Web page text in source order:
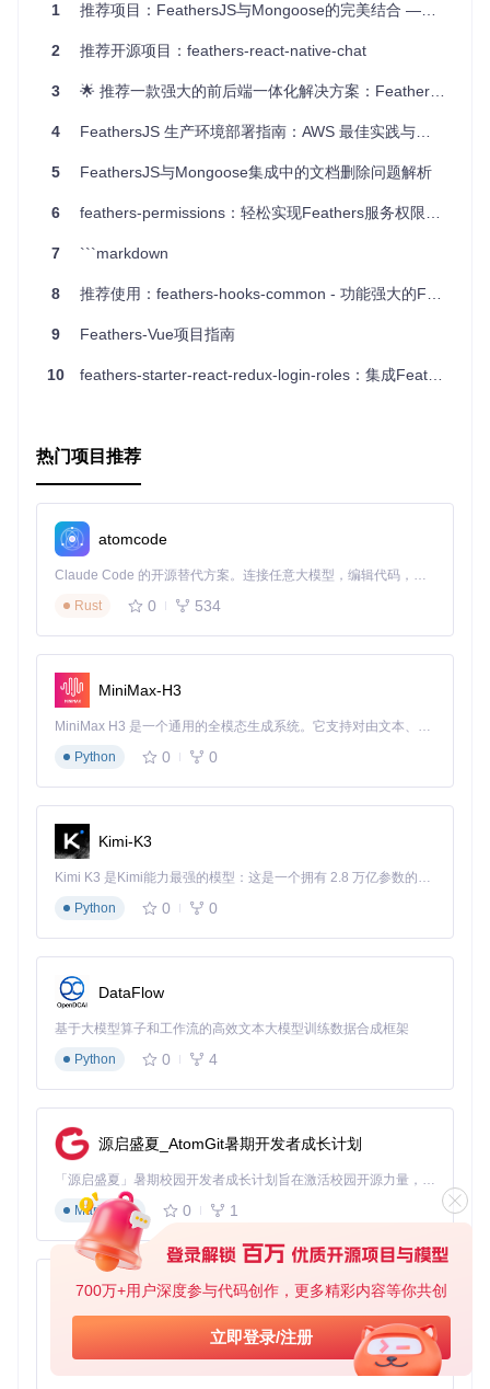
700万+用户深度参与代码创作，更多精彩内容等你共创
立即登录/注册
通过覆盖 app.use方法，将本地 Feathers 服务发布给
远程应用。
当应用发现新的远程服务时，创建本地请求者（request
er）和订阅者，以便与远程服务进行交互。
服务注销
通过覆盖app.unuse
方法，将本地移除的服务从远程
性能与可靠性
大架构调整，从每个服务一个请求者/发布者和响应者/订阅
简化了底层网络结构，提高了性能和可靠性。
项目及技术应用场景
API 网关: 作为 API 网关，集中管理多个微服务的请求和响
技术应用
零配置部署
和配置服务。
去中心化管理 : 没有单一的管理节点，避免了单点故障，提
项目特点
主要特点
容错 : 当服务宕机时，不会丢失任何请求。
可扩展
高性能: 每秒处理数千条消息，满足高并发需求。
额外功能
要的资源消耗。
突。
钩子和中间件
灵活的控制。
具，它结合了 Feathers.js 和 cote 的优势，为开发者提供了一
个高效、可靠的微服务架构解决方案。无论你是构建大型分布
式系统，还是需要实时数据同步的应用，feathers-distrib
都能帮助你轻松应对挑战，提升开发效率。
立即尝试feathers-distributed
吧！
更多详情，请访问GitHub 项目页面。
1 推荐项目：FeathersJS与Mongoose的完美结合 —— feathers-mongoose
2 推荐开源项目：feathers-react-native-chat
3 🌟 推荐一款强大的前后端一体化解决方案：Feathers-Redux
4 FeathersJS 生产环境部署指南：AWS 最佳实践与文件处理方案
5 FeathersJS与Mongoose集成中的文档删除问题解析
6 feathers-permissions：轻松实现Feathers服务权限管理
7 ```markdown
8 推荐使用：feathers-hooks-common - 功能强大的Feathers服务钩子库
9 Feathers-Vue项目指南
10 feathers-starter-react-redux-login-roles：集成Feathers与Redux的生产级应用模板
热门项目推荐
atomcode
Claude Code 的开源替代方案。连接任意大模型，编辑代码，运行命令，自动验证 — 全自动执行。用 Rust 构建，极致性能。 ｜ An open-source alternative to Claude Code. Connect any LLM, edit code, run commands, and verify changes — autonomously. Built in Rust for speed. Get Started
Rust
0 534
MiniMax-H3
MiniMax H3 是一个通用的全模态生成系统。它支持对由文本、图像、视频和音频组成的多模态上下文进行统一理解，并能生成分辨率高达 2K、时长可达 15 秒的带原生立体声音频的视频。得益于面向任务泛化的系统设计，H3 在预训练阶段就已具备广泛的多模态上下文理解与生成能力，能够出色地执行复杂的多模态指令。
Python
0 0
Kimi-K3
Kimi K3 是Kimi能力最强的模型：这是一个拥有 2.8 万亿参数的混合专家（MoE）模型，具备原生视觉理解能力，并支持 100 万 token 的上下文窗口。
Python
0 0
DataFlow
基于大模型算子和工作流的高效文本大模型训练数据合成框架
Python
0 4
源启盛夏_AtomGit暑期开发者成长计划
「源启盛夏」暑期校园开发者成长计划旨在激活校园开源力量，通过积分激励、认证扶持、资源倾斜等形式，引导高校组织和开发者完成「入驻 — 建项目 — 做贡献 — 获认证 — 得资源」的完整闭环。无论你是想带领社团入驻平台的组织者，还是希望用代码贡献证明自己的开发者，都能在这里找到属于你的成长路径。
Markdown
0 1
py-xiaozhi
基于Python的Xiaozhi AI，适用于想要完整Xiaozhi体验而无需拥有专用硬件的用户。
Python
0 1